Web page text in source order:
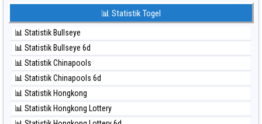
⚽ Bola Merah Taiwan
⚽ Bola Hitam Kuda Lari
⚽ Bola Hitam Magnum Cambodia
⚽ Bola Hitam Nagoya
⚽ Bola Hitam North Carolina Day
⚽ Bola Hitam Pcso
⚽ Bola Hitam Sao Paulo
⚽ Bola Hitam Singapore
📊 Statistik Togel
📊 Statistik Bullseye
📊 Statistik Bullseye 6d
📊 Statistik Chinapools
📊 Statistik Chinapools 6d
📊 Statistik Hongkong
📊 Statistik Hongkong Lottery